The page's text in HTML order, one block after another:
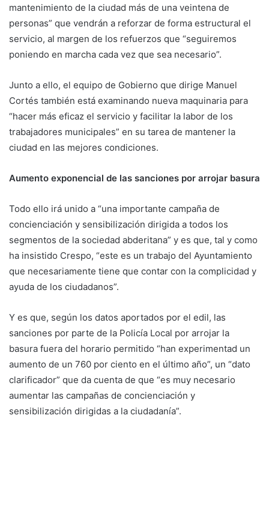
mantenimiento de la ciudad más de una veintena de
personas” que vendrán a reforzar de forma estructural el
servicio, al margen de los refuerzos que “seguiremos
poniendo en marcha cada vez que sea necesario”.
Junto a ello, el equipo de Gobierno que dirige Manuel
Cortés también está examinando nueva maquinaria para
“hacer más eficaz el servicio y facilitar la labor de los
trabajadores municipales” en su tarea de mantener la
ciudad en las mejores condiciones.
Aumento exponencial de las sanciones por arrojar basura
Todo ello irá unido a “una importante campaña de
concienciación y sensibilización dirigida a todos los
segmentos de la sociedad abderitana” y es que, tal y como
ha insistido Crespo, “este es un trabajo del Ayuntamiento
que necesariamente tiene que contar con la complicidad y
ayuda de los ciudadanos”.
Y es que, según los datos aportados por el edil, las
sanciones por parte de la Policía Local por arrojar la
basura fuera del horario permitido “han experimentad un
aumento de un 760 por ciento en el último año”, un “dato
clarificador” que da cuenta de que “es muy necesario
aumentar las campañas de concienciación y
sensibilización dirigidas a la ciudadanía”.